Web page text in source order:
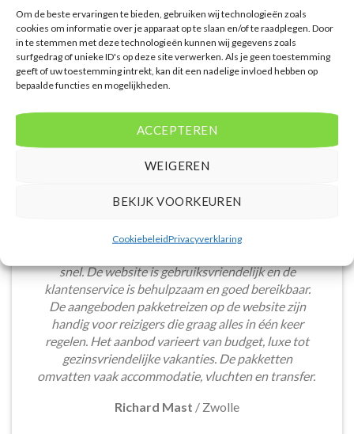
Om de beste ervaringen te bieden, gebruiken wij technologieën zoals
cookies om informatie over je apparaat op te slaan en/of te raadplegen. Door
in te stemmen met deze technologieën kunnen wij gegevens zoals
surfgedrag of unieke ID's op deze site verwerken. Als je geen toestemming
geeft of uw toestemming intrekt, kan dit een nadelige invloed hebben op
bepaalde functies en mogelijkheden.
ACCEPTEREN
WEIGEREN
BEKIJK VOORKEUREN
CookiebeleidPrivacyverklaring
Tim Beukers/Tilburg
Het boeken van een lastminute vakantie via
snel. De website is gebruiksvriendelijk en de
klantenservice is behulpzaam en goed bereikbaar.
De aangeboden pakketreizen op de website zijn
handig voor reizigers die graag alles in één keer
regelen. Het aanbod varieert van budget, luxe tot
gezinsvriendelijke vakanties. De pakketten
omvatten vaak accommodatie, vluchten en transfer.
Richard Mast / Zwolle